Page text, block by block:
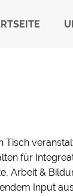
Tisch
für
Arbeit &
Input